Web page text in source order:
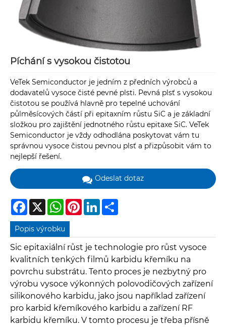
Píchání s vysokou čistotou
VeTek Semiconductor je jedním z předních výrobců a
dodavatelů vysoce čisté pevné plsti. Pevná plsť s vysokou
čistotou se používá hlavně pro tepelné uchování
půlměsícových částí při epitaxním růstu SiC a je základní
složkou pro zajištění jednotného růstu epitaxe SiC. VeTek
Semiconductor je vždy odhodlána poskytovat vám tu
správnou vysoce čistou pevnou plsť a přizpůsobit vám to
nejlepší řešení.
Odeslat dotaz
Facebook
X WhatsAppPinterestLinkedIn
Popis výrobku
Sic epitaxiální růst je technologie pro růst vysoce
kvalitních tenkých filmů karbidu křemíku na
povrchu substrátu. Tento proces je nezbytný pro
výrobu vysoce výkonných polovodičových zařízení
silikonového karbidu, jako jsou například zařízení
pro karbid křemíkového karbidu a zařízení RF
karbidu křemíku. V tomto procesu je třeba přísně